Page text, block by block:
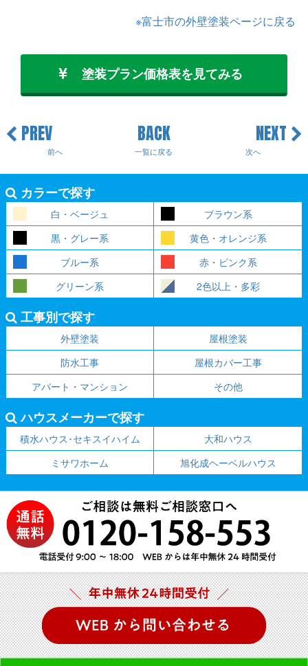
※富士市の外壁塗装ページに戻る
塗装プラン価格表を見てみる
PREV
前へ
BACK
一覧に戻る
NEXT
次へ
カラーで探す
白・ベージュ
ブラウン系
黒・グレー系
黄色・オレンジ系
ブルー系
赤・ピンク系
グリーン系
2色以上・多彩
工事別で探す
外壁塗装
屋根塗装
防水工事
屋根カバー工事
アパート・マンション
その他
ハウスメーカーで探す
積水ハウス･セキスイハイム
大和ハウス
ミサワホーム
旭化成ヘーベルハウス